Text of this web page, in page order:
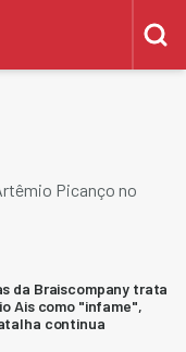
Picanço no
da Braiscompany trata
Ais como "infame",
continua